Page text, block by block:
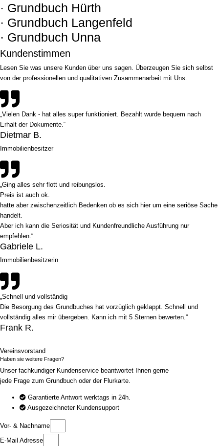
· Grundbuch Hürth
· Grundbuch Langenfeld
· Grundbuch Unna
Kundenstimmen
Lesen Sie was unsere Kunden über uns sagen. Überzeugen Sie sich selbst
von der professionellen und qualitativen Zusammenarbeit mit Uns.
„Vielen Dank - hat alles super funktioniert. Bezahlt wurde bequem nach
Erhalt der Dokumente.“
Dietmar B.
Immobilienbesitzer
„Ging alles sehr flott und reibungslos.
Preis ist auch ok.
hatte aber zwischenzeitlich Bedenken ob es sich hier um eine seriöse Sache
handelt.
Aber ich kann die Seriosität und Kundenfreundliche Ausführung nur
empfehlen.“
Gabriele L.
Immobilienbesitzerin
„Schnell und vollständig
Die Besorgung des Grundbuches hat vorzüglich geklappt. Schnell und
vollständig alles mir übergeben. Kann ich mit 5 Sternen bewerten.“
Frank R.
Vereinsvorstand
Haben sie weitere Fragen?
Unser fachkundiger Kundenservice beantwortet Ihnen gerne
jede Frage zum Grundbuch oder der Flurkarte.
Garantierte Antwort werktags in 24h.
Ausgezeichneter Kundensupport
Vor- & Nachname
E-Mail Adresse